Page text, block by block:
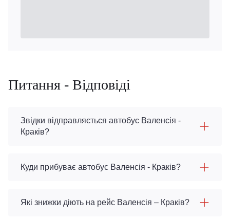
Питання - Відповіді
Звідки відправляється автобус Валенсія -
Краків?
Куди прибуває автобус Валенсія - Краків?
Які знижки діють на рейс Валенсія – Краків?